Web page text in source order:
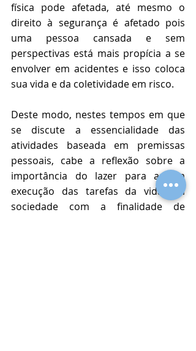
física pode afetada, até mesmo o
direito à segurança é afetado pois
uma pessoa cansada e sem
perspectivas está mais propícia a se
envolver em acidentes e isso coloca
sua vida e da coletividade em risco.
Deste modo, nestes tempos em que
se discute a essencialidade das
atividades baseada em premissas
pessoais, cabe a reflexão sobre a
importância do lazer para a boa
execução das tarefas da vida em
sociedade com a finalidade de